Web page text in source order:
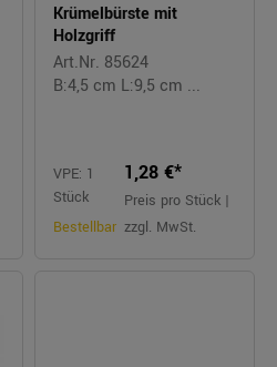
Krümelbürste mit
Holzgriff
Art.Nr. 85624
B:4,5 cm L:9,5 cm ...
VPE: 1
Stück
Bestellbar
1,28 €*
Preis pro Stück |
zzgl. MwSt.